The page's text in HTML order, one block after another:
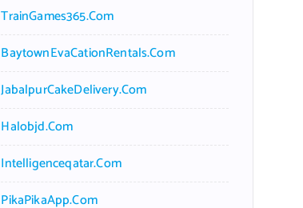
TrainGames365.com
BaytownEvaCationRentals.com
JabalpurCakeDelivery.com
Halobjd.com
Intelligenceqatar.com
PikaPikaApp.com